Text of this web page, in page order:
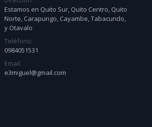
Estamos en Quito Sur, Quito Centro, Quito
Norte, Carapungo, Cayambe, Tabacundo,
y Otavalo
Teléfono:
0984051531
Email:
e3miguel@gmail.com